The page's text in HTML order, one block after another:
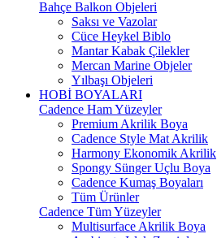
Bahçe Balkon Objeleri
Saksı ve Vazolar
Cüce Heykel Biblo
Mantar Kabak Çilekler
Mercan Marine Objeler
Yılbaşı Objeleri
HOBİ BOYALARI
Cadence Ham Yüzeyler
Premium Akrilik Boya
Cadence Style Mat Akrilik
Harmony Ekonomik Akrilik
Spongy Sünger Uçlu Boya
Cadence Kumaş Boyaları
Tüm Ürünler
Cadence Tüm Yüzeyler
Multisurface Akrilik Boya